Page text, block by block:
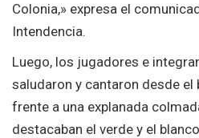
Colonia,» expresa el
Intendencia.
Luego, los jugadores e
saludaron y cantaron desde el
frente a una explanada
destacaban el verde y el